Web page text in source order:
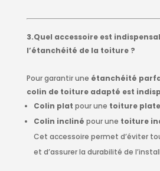
3.Quel accessoire est
l’étanchéité de la toiture ?
Pour garantir une étanchéité
colin de toiture adapté est
Colin plat pour une toiture plate
Colin incliné pour une toiture
Cet accessoire permet d’éviter
et d’assurer la durabilité de